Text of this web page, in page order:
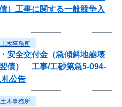
）工事に関する一般競争入
木事務所
安全交付金（急傾斜地崩壊
債） 工事/工砂第急5-094-
公告
木事務所